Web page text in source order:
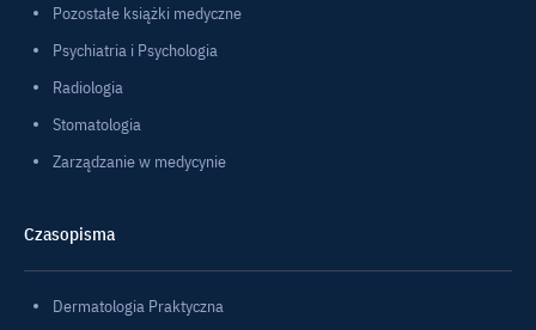
Pozostałe książki medyczne
Psychiatria i Psychologia
Radiologia
Stomatologia
Zarządzanie w medycynie
Czasopisma
Dermatologia Praktyczna